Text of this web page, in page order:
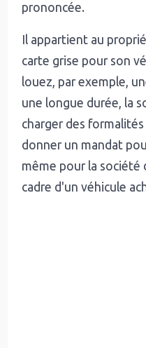
prononcée.
Il appartient au
carte grise pour son
louez, par exemple,
une longue durée, la
charger des
donner un mandat
même pour la société
cadre d'un véhicule